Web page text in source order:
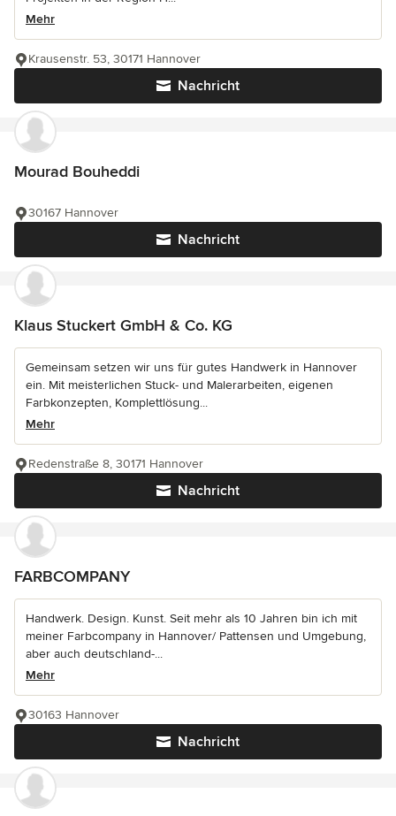
Mehr
Nachricht
Krausenstr. 53, 30171 Hannover
Mourad Bouheddi
Nachricht
30167 Hannover
Klaus Stuckert GmbH & Co. KG
Gemeinsam setzen wir uns für gutes Handwerk in Hannover
ein. Mit meisterlichen Stuck- und Malerarbeiten, eigenen
Farbkonzepten, Komplettlösung...
Mehr
Nachricht
Redenstraße 8, 30171 Hannover
FARBCOMPANY
Handwerk. Design. Kunst. Seit mehr als 10 Jahren bin ich mit
meiner Farbcompany in Hannover/ Pattensen und Umgebung,
aber auch deutschland-...
Mehr
Nachricht
30163 Hannover